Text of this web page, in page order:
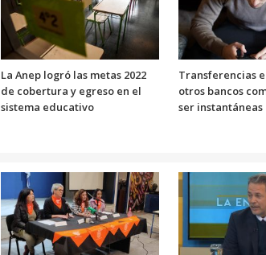
La Anep logró las metas 2022
de cobertura y egreso en el
sistema educativo
Transferencias
otros bancos
ser instantáneas